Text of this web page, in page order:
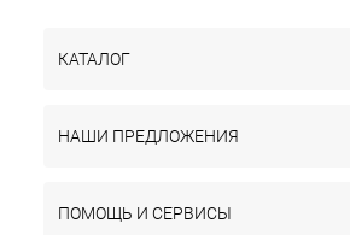
КАТАЛОГ
НАШИ ПРЕДЛОЖЕНИЯ
ПОМОЩЬ И СЕРВИСЫ